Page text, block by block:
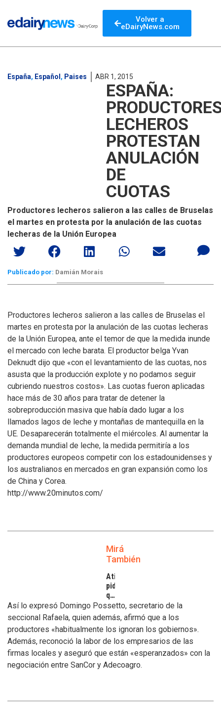
Volver a
eDairyNews.com
España, Español , Paises ABR 1, 2015
ESPAÑA:
LECHEROS
PROTESTAN
ANULACIÓN
DE
CUOTAS
Productores lecheros salieron a las calles de Bruselas
el martes en protesta por la anulación de las cuotas
lecheras de la Unión Europea
Publicado por: Damián Morais
Productores lecheros salieron a las calles de Bruselas el
martes en protesta por la anulación de las cuotas lecheras
de la Unión Europea, ante el temor de que la medida inunde
el mercado con leche barata. El productor belga Yvan
Deknudt dijo que «con el levantamiento de las cuotas, nos
asusta que la producción explote y no podamos seguir
cubriendo nuestros costos». Las cuotas fueron aplicadas
hace más de 30 años para tratar de detener la
sobreproducción masiva que había dado lugar a los
llamados lagos de leche y montañas de mantequilla en la
UE. Desaparecerán totalmente el miércoles. Al aumentar la
demanda mundial de leche, la medida permitiría a los
productores europeos competir con los estadounidenses y
los australianos en mercados en gran expansión como los
de China y Corea.
http://www.20minutos.com/
Mirá
También
Atilra
pide
que
se
atiendan
inconvenientes
de
los
tamberos
Así lo expresó Domingo Possetto, secretario de la
seccional Rafaela, quien además, afirmó que a los
productores «habitualmente los ignoran los gobiernos».
Además, reconoció la labor de los empresarios de las
firmas locales y aseguró que están «esperanzados» con la
negociación entre SanCor y Adecoagro.